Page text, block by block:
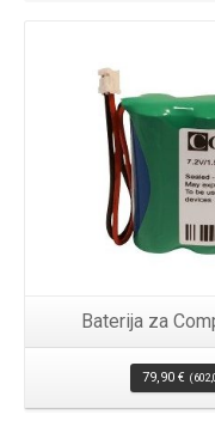
Baterija za
79,90 €